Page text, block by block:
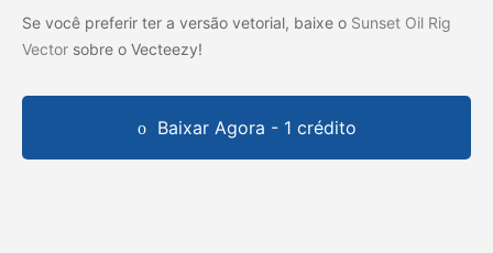
Se você preferir ter a versão vetorial, baixe o Sunset Oil Rig
Vector sobre o Vecteezy!
Baixar Agora - 1 crédito